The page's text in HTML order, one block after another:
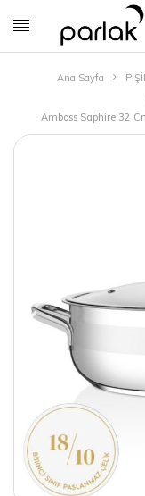
Ana Sayfa
Amboss Saphire 32